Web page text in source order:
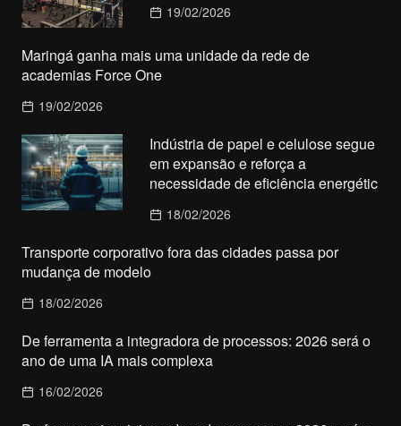
19/02/2026
Maringá ganha mais uma unidade da rede de
academias Force One
19/02/2026
Indústria de papel e celulose segue
em expansão e reforça a
necessidade de eficiência energétic
18/02/2026
Transporte corporativo fora das cidades passa por
mudança de modelo
18/02/2026
De ferramenta a integradora de processos: 2026 será o
ano de uma IA mais complexa
16/02/2026